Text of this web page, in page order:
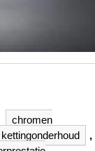
chromen
kettingonderhoud
,